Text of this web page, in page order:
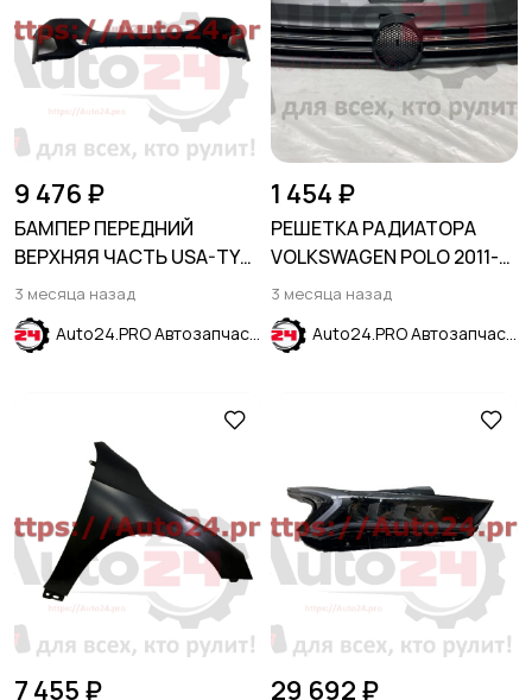
9 476 ₽
БАМПЕР ПЕРЕДНИЙ
ВЕРХНЯЯ ЧАСТЬ USA-TYPE
17-21 CHEVROLET EQUINOX
2017-2021
3 месяца назад
Auto24.PRO Автозапчасти
1 454 ₽
РЕШЕТКА РАДИАТОРА
VOLKSWAGEN POLO 2011-
2014
3 месяца назад
Auto24.PRO Автозапчасти
7 455 ₽ 29 692 ₽